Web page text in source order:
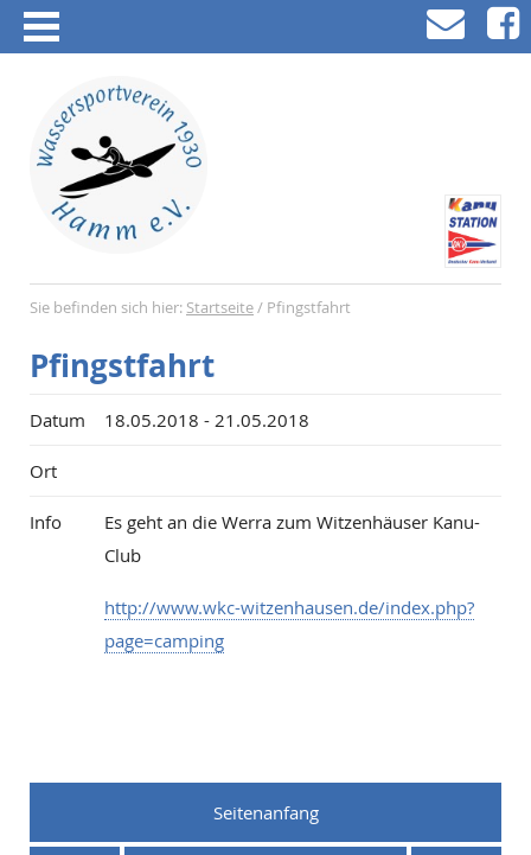
Sie befinden sich hier: Startseite/ Pfingstfahrt
Pfingstfahrt
Datum 18.05.2018 - 21.05.2018
Ort
Info Es geht an die Werra zum Witzenhäuser Kanu-
Club
http://www.wkc-witzenhausen.de/index.php?
page=camping
Seitenanfang